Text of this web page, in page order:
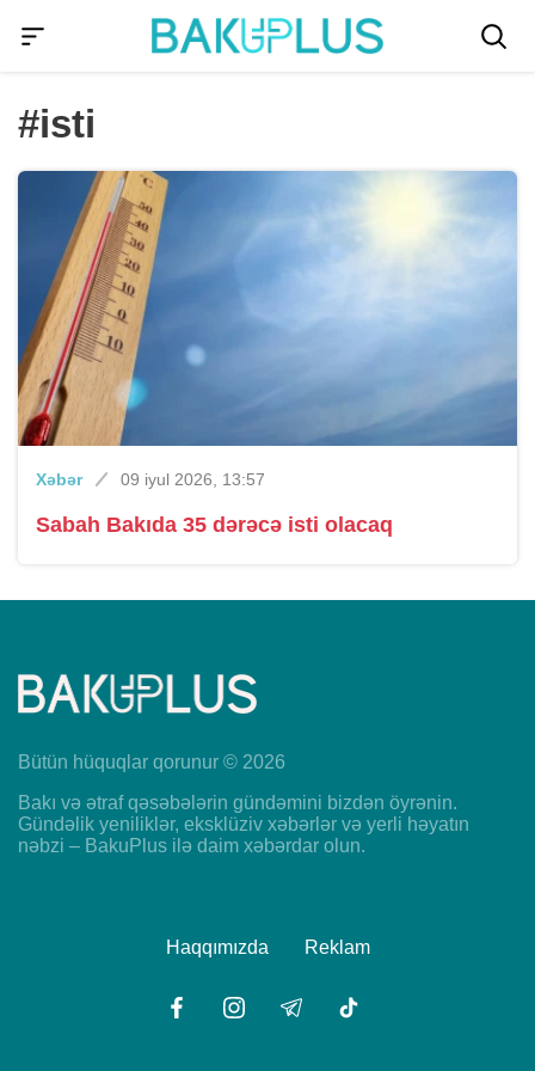
#isti
Xəbər 09 iyul 2026, 13:57
Sabah Bakıda 35 dərəcə isti olacaq
Bütün hüquqlar qorunur © 2026
Bakı və ətraf qəsəbələrin gündəmini bizdən öyrənin.
Gündəlik yeniliklər, eksklüziv xəbərlər və yerli həyatın
nəbzi – BakuPlus ilə daim xəbərdar olun.
Haqqımızda Reklam